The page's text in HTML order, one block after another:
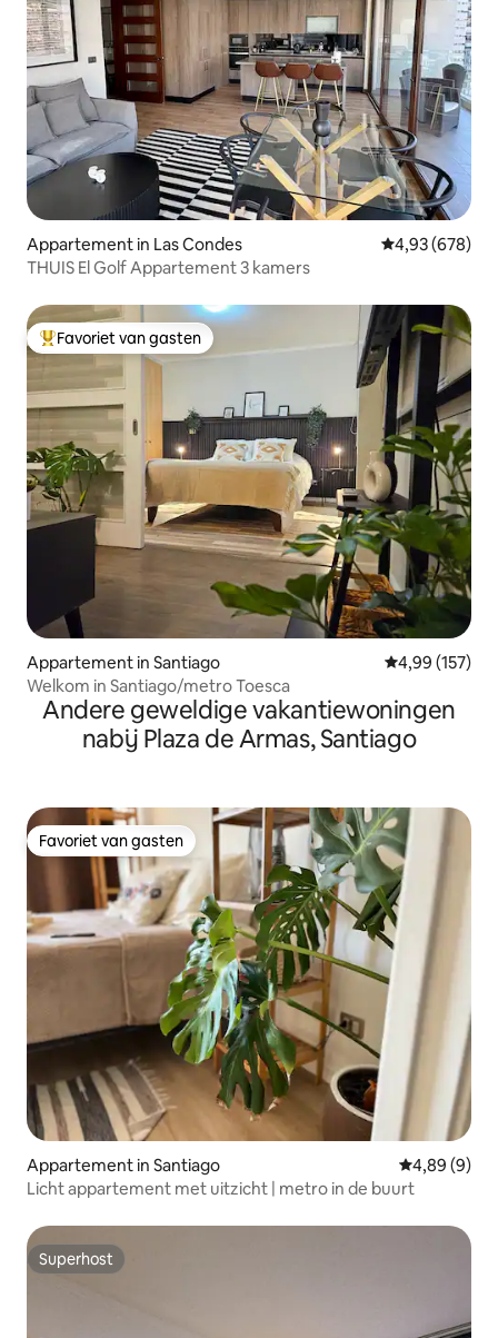
Appartement in Las Condes Gemiddelde
4,93 (678)
THUIS El Golf Appartement 3 kamers
Topfavoriet van gasten
Favoriet van gasten
Appartement in Santiago Gemiddelde
4,99 (157)
Welkom in Santiago/metro Toesca
Andere geweldige vakantiewoningen
nabij Plaza de Armas, Santiago
Favoriet van gasten
Favoriet van gasten
Appartement in Santiago Gemiddelde
4,89 (9)
Licht appartement met uitzicht | metro in de buurt
Superhost
Superhost